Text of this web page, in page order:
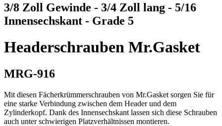
3/8 Zoll Gewinde - 3/4 Zoll lang - 5/16
Innensechskant - Grade 5
Headerschrauben Mr.Gasket
MRG-916
Mit diesen Fächerkrümmerschrauben von Mr.Gasket sorgen Sie für
eine starke Verbindung zwischen dem Header und dem
Zylinderkopf. Dank des Innensechskant lassen sich diese Schrauben
auch unter schwierigen Platzverhältnissen montieren.